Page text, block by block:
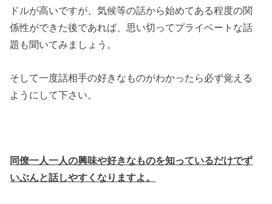
ドルが高いですが、気候等の話から始めてある程度の関
係性ができた後であれば、思い切ってプライベートな話
題も聞いてみましょう。
そして一度話相手の好きなものがわかったら必ず覚える
ようにして下さい。
同僚一人一人の興味や好きなものを知っているだけでず
いぶんと話しやすくなりますよ。